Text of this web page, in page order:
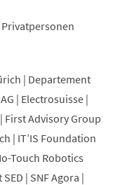
| Departement
| Electrosuisse |
First Advisory Group
| IT’IS Foundation
Touch Robotics
| SNF Agora |